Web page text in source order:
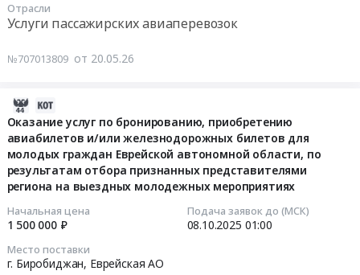
Отрасли
Услуги пассажирских авиаперевозок
№707013809 от 20.05.26
Оказание услуг по бронированию, приобретению
авиабилетов и/или железнодорожных билетов для
молодых граждан Еврейской автономной области, по
результатам отбора признанных представителями
региона на выездных молодежных мероприятиях
Начальная цена
1 500 000 ₽
Подача заявок до (МСК)
08.10.2025 01:00
Место поставки
г. Биробиджан, Еврейская АО